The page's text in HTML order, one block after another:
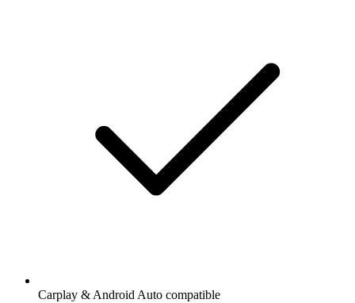
Carplay & Android Auto compatible